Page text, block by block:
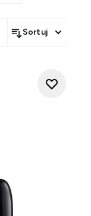
Sortuj